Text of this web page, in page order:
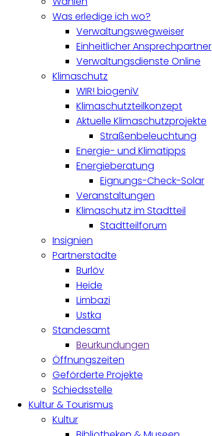
Was erledige ich wo?
Verwaltungswegweiser
Einheitlicher Ansprechpartner
Verwaltungsdienste Online
Klimaschutz
WIR! biogeniV
Klimaschutzteilkonzept
Aktuelle Klimaschutzprojekte
Straßenbeleuchtung
Energie- und Klimatipps
Energieberatung
Eignungs-Check-Solar
Veranstaltungen
Klimaschutz im Stadtteil
Stadtteilforum
Insignien
Partnerstädte
Burlöv
Heide
Limbazi
Ustka
Standesamt
Beurkundungen
Öffnungszeiten
Geförderte Projekte
Schiedsstelle
Kultur & Tourismus
Kultur